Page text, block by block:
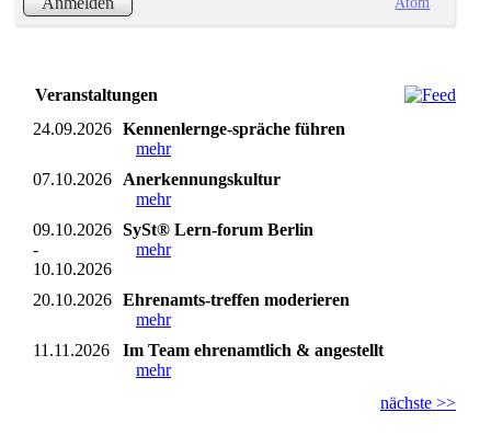
Veranstaltungen
24.09.2026 Kennenlernge-spräche führen
mehr
07.10.2026
Anerkennungskultur
mehr
09.10.2026
-
10.10.2026
SySt® Lern-forum Berlin
mehr
20.10.2026 Ehrenamts-treffen moderieren
mehr
11.11.2026
Im Team ehrenamtlich & angestellt
mehr
nächste >>